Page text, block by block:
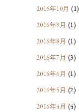
2016年10月 (1)
2016年9月 (1)
2016年8月 (1)
2016年7月 (3)
2016年6月 (1)
2016年5月 (2)
2016年4月 (4)